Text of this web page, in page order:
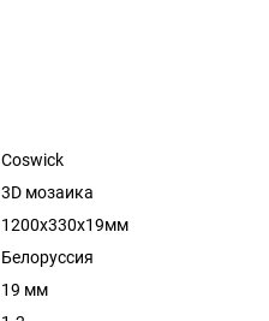
Coswick
3D мозаика
1200х330х19мм
Белоруссия
19 мм